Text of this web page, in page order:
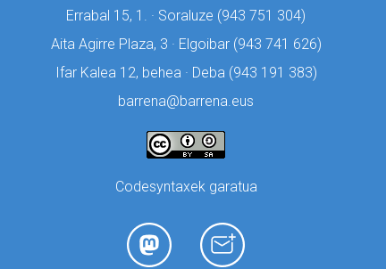
Errabal 15, 1. · Soraluze (943 751 304)
Aita Agirre Plaza, 3 · Elgoibar (943 741 626)
Ifar Kalea 12, behea · Deba (943 191 383)
barrena@barrena.eus
Codesyntaxek garatua